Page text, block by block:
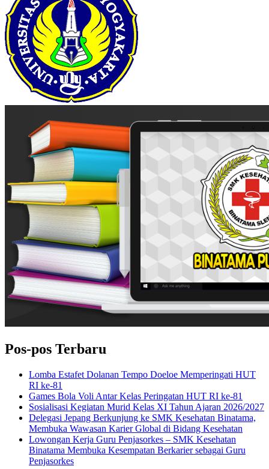
Pos-pos Terbaru
Lomba Estafet Dolanan Tempo Doeloe Memperingati HUT
RI ke-81
Games Bola Voli Antar Kelas Peringatan HUT RI ke-81
Sosialisasi Kegiatan Murid Kelas XI Tahun Ajaran 2026/2027
Delegasi Jepang Berkunjung ke SMK Kesehatan Binatama,
Membuka Wawasan Karier Global di Bidang Kesehatan
Lowongan Kerja Guru Penjasorkes – SMK Kesehatan
Binatama Membuka Kesempatan Berkarier sebagai Guru
Penjasorkes